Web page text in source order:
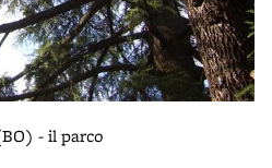
- il parco